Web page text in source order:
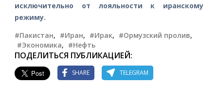
исключительно от лояльности к иранскому
режиму.
#Пакистан, #Иран, #Ирак, #Ормузский пролив,
#Экономика, #Нефть
ПОДЕЛИТЬСЯ ПУБЛИКАЦИЕЙ:
SHARE TELEGRAM